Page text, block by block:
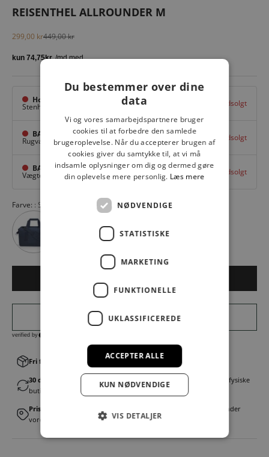
REISENTHEL ALLROUNDER M
Salgspris
299,00 krNormalpris
449,00 kr
Hovedlager
Stenhuggervej 10, Udsolgt
BAGGI Tarup Center
Rugvang 36, Odense NV Udsolgt
BAGGI Nyborg
Vægtergade 1, Nyborg Udsolgt
Farve: SIGNATURE BLACK
Fri fragt v. køb over 499,00 kr.│Levering 1-3 hverdage
30 dages fortrydelsesret│Byt eller returner gratis i en af vores fysiske
butikker
Prismatch
│Vi tilbyder landsdækkende prisgaranti. Læs mere under
vores FAQ
Du bestemmer over dine
data
Vi og vores samarbejdspartnere bruger
cookies til at forbedre den samlede
brugeroplevelse. Når du accepterer brugen af
cookies giver du samtykke til, at vi må
indsamle oplysninger om dig og dermed gøre
din oplevelse mere personlig. Læs mere
NØDVENDIGE
STATISTISKE
MARKETING
FUNKTIONELLE
UKLASSIFICEREDE
ACCEPTER ALLE
KUN NØDVENDIGE
VIS DETALJER